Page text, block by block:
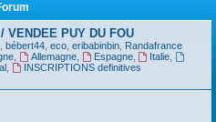
VENDEE PUY DU FOU
bébert44 eco eribabinbin Randafrance
, Allemagne, Espagne, Italie
,
INSCRIPTIONS definitives